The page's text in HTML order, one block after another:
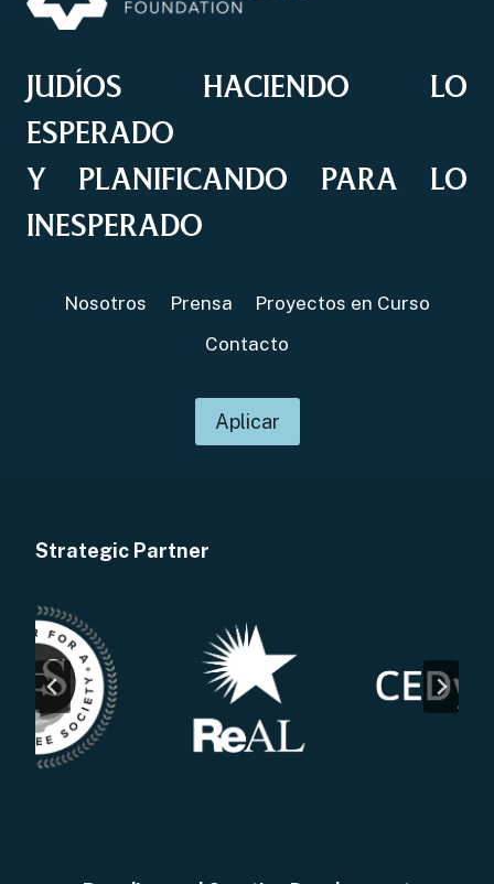
JUDÍOS HACIENDO LO
ESPERADO
Y PLANIFICANDO PARA LO
INESPERADO
Nosotros Prensa
Proyectos en Curso
Contacto
Aplicar
Strategic Partner